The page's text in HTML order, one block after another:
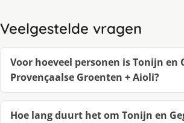
Veelgestelde vragen
Voor hoeveel personen is Tonijn en
Provençaalse Groenten + Aioli?
Hoe lang duurt het om Tonijn en